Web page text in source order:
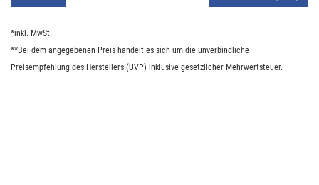
*inkl. MwSt.
**Bei dem angegebenen Preis handelt es sich um die unverbindliche
Preisempfehlung des Herstellers (UVP) inklusive gesetzlicher Mehrwertsteuer.